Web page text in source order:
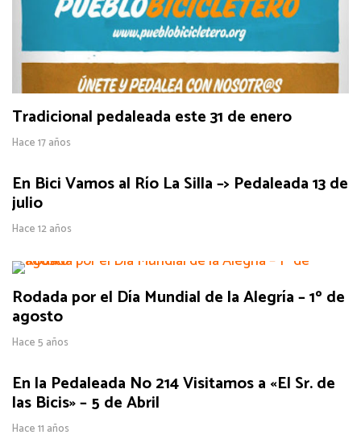
Tradicional pedaleada este 31 de enero
Hace 17 años
En Bici Vamos al Río La Silla –> Pedaleada 13 de
julio
Hace 12 años
Rodada por el Día Mundial de la Alegría – 1º de
agosto
Hace 5 años
En la Pedaleada No 214 Visitamos a «El Sr. de
las Bicis» – 5 de Abril
Hace 11 años